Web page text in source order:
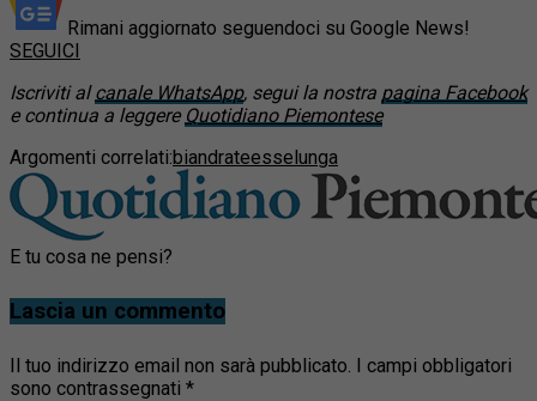
Rimani aggiornato seguendoci su Google News!
SEGUICI
Iscriviti alcanale WhatsApp, segui la nostra pagina Facebook
e continua a leggere Quotidiano Piemontese
Argomenti correlati:biandrateesselunga
E tu cosa ne pensi?
Lascia un commento
Il tuo indirizzo email non sarà pubblicato. I campi obbligatori
sono contrassegnati *